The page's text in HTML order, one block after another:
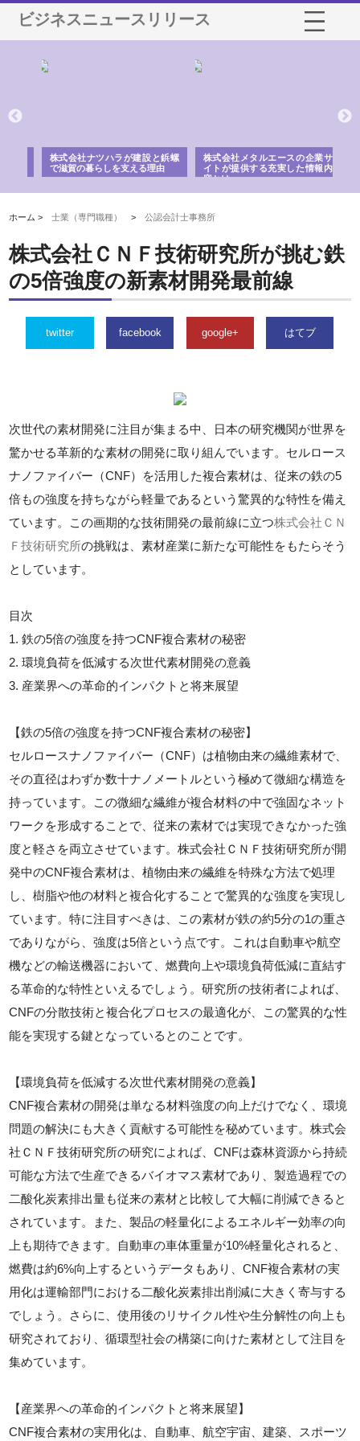
ビジネスニュースリリース
株式会社ナツハラが建設と鋲螺
で滋賀の暮らしを支える理由
株式会社メタルエースの企業サ
イトが提供する充実した情報内
容とは
ホーム >士業（専門職種） >公認会計士事務所
株式会社ＣＮＦ技術研究所が挑む鉄
の5倍強度の新素材開発最前線
twitter facebook google+ はてブ
次世代の素材開発に注目が集まる中、日本の研究機関が世界を
驚かせる革新的な素材の開発に取り組んでいます。セルロース
ナノファイバー（CNF）を活用した複合素材は、従来の鉄の5
倍もの強度を持ちながら軽量であるという驚異的な特性を備え
ています。この画期的な技術開発の最前線に立つ株式会社ＣＮ
Ｆ技術研究所の挑戦は、素材産業に新たな可能性をもたらそう
としています。
目次
1. 鉄の5倍の強度を持つCNF複合素材の秘密
2. 環境負荷を低減する次世代素材開発の意義
3. 産業界への革命的インパクトと将来展望
【鉄の5倍の強度を持つCNF複合素材の秘密】
セルロースナノファイバー（CNF）は植物由来の繊維素材で、
その直径はわずか数十ナノメートルという極めて微細な構造を
持っています。この微細な繊維が複合材料の中で強固なネット
ワークを形成することで、従来の素材では実現できなかった強
度と軽さを両立させています。株式会社ＣＮＦ技術研究所が開
発中のCNF複合素材は、植物由来の繊維を特殊な方法で処理
し、樹脂や他の材料と複合化することで驚異的な強度を実現し
ています。特に注目すべきは、この素材が鉄の約5分の1の重さ
でありながら、強度は5倍という点です。これは自動車や航空
機などの輸送機器において、燃費向上や環境負荷低減に直結す
る革命的な特性といえるでしょう。研究所の技術者によれば、
CNFの分散技術と複合化プロセスの最適化が、この驚異的な性
能を実現する鍵となっているとのことです。
【環境負荷を低減する次世代素材開発の意義】
CNF複合素材の開発は単なる材料強度の向上だけでなく、環境
問題の解決にも大きく貢献する可能性を秘めています。株式会
社ＣＮＦ技術研究所の研究によれば、CNFは森林資源から持続
可能な方法で生産できるバイオマス素材であり、製造過程での
二酸化炭素排出量も従来の素材と比較して大幅に削減できると
されています。また、製品の軽量化によるエネルギー効率の向
上も期待できます。自動車の車体重量が10%軽量化されると、
燃費は約6%向上するというデータもあり、CNF複合素材の実
用化は運輸部門における二酸化炭素排出削減に大きく寄与する
でしょう。さらに、使用後のリサイクル性や生分解性の向上も
研究されており、循環型社会の構築に向けた素材として注目を
集めています。
【産業界への革命的インパクトと将来展望】
CNF複合素材の実用化は、自動車、航空宇宙、建築、スポーツ